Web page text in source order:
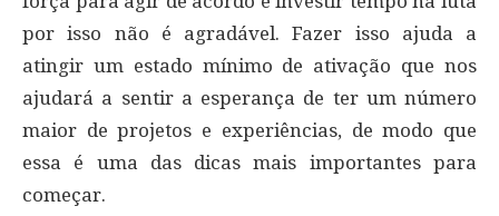
por isso não é agradável. Fazer isso ajuda a
atingir um estado mínimo de ativação que nos
ajudará a sentir a esperança de ter um número
maior de projetos e experiências, de modo que
essa é uma das dicas mais importantes para
começar.